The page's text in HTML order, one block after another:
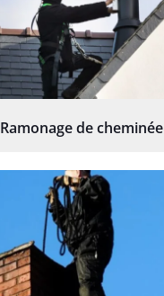
Ramonage de cheminée